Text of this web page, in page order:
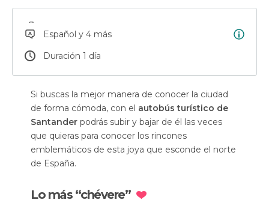
Español y 4 más
Duración 1 día
Si buscas la mejor manera de conocer la ciudad
de forma cómoda, con el autobús turístico de
Santander podrás subir y bajar de él las veces
que quieras para conocer los rincones
emblemáticos de esta joya que esconde el norte
de España.
Lo más “chévere”